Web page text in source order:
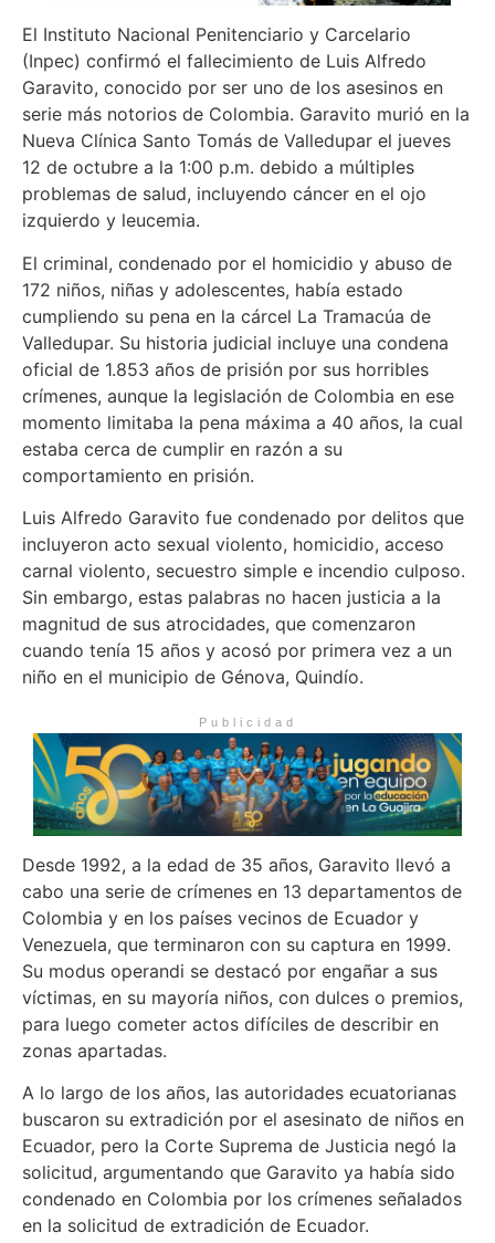
El Instituto Nacional Penitenciario y Carcelario
(Inpec) confirmó el fallecimiento de Luis Alfredo
Garavito, conocido por ser uno de los asesinos en
serie más notorios de Colombia. Garavito murió en la
Nueva Clínica Santo Tomás de Valledupar el jueves
12 de octubre a la 1:00 p.m. debido a múltiples
problemas de salud, incluyendo cáncer en el ojo
izquierdo y leucemia.
El criminal, condenado por el homicidio y abuso de
172 niños, niñas y adolescentes, había estado
cumpliendo su pena en la cárcel La Tramacúa de
Valledupar. Su historia judicial incluye una condena
oficial de 1.853 años de prisión por sus horribles
crímenes, aunque la legislación de Colombia en ese
momento limitaba la pena máxima a 40 años, la cual
estaba cerca de cumplir en razón a su
comportamiento en prisión.
Luis Alfredo Garavito fue condenado por delitos que
incluyeron acto sexual violento, homicidio, acceso
carnal violento, secuestro simple e incendio culposo.
Sin embargo, estas palabras no hacen justicia a la
magnitud de sus atrocidades, que comenzaron
cuando tenía 15 años y acosó por primera vez a un
niño en el municipio de Génova, Quindío.
Publicidad
Desde 1992, a la edad de 35 años, Garavito llevó a
cabo una serie de crímenes en 13 departamentos de
Colombia y en los países vecinos de Ecuador y
Venezuela, que terminaron con su captura en 1999.
Su modus operandi se destacó por engañar a sus
víctimas, en su mayoría niños, con dulces o premios,
para luego cometer actos difíciles de describir en
zonas apartadas.
A lo largo de los años, las autoridades ecuatorianas
buscaron su extradición por el asesinato de niños en
Ecuador, pero la Corte Suprema de Justicia negó la
solicitud, argumentando que Garavito ya había sido
condenado en Colombia por los crímenes señalados
en la solicitud de extradición de Ecuador.